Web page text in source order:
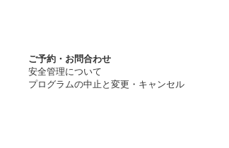
ご予約・お問合わせ
安全管理について
​プログラムの中止と変更・キャンセル